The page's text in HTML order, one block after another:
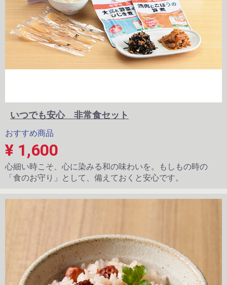
いつでも安心 非常食セット
おすすめ商品
¥ 1,600
心細い時こそ、心に染みる和の味わいを。もしもの時の
「食のお守り」として、備えておくと安心です。